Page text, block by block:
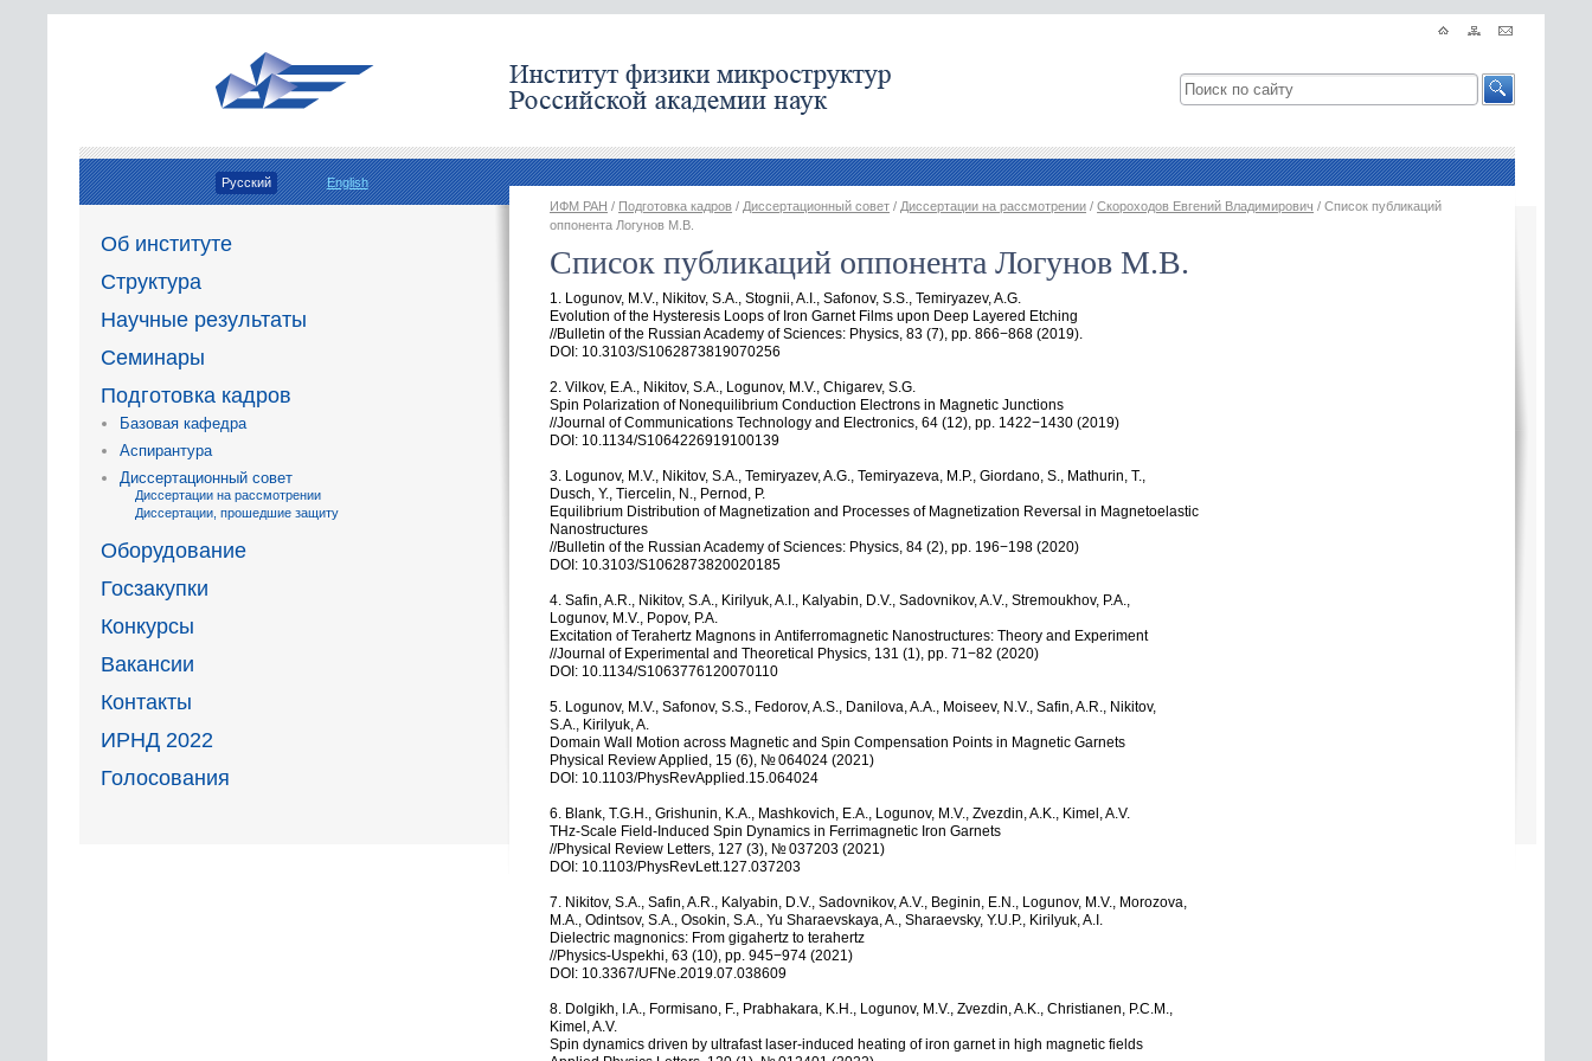
Русский English
Об институте
Структура
Научные результаты
Семинары
Подготовка кадров
Базовая кафедра
Аспирантура
Диссертационный совет
Диссертации на рассмотрении
Диссертации, прошедшие защиту
Оборудование
Госзакупки
Конкурсы
Вакансии
Контакты
ИРНД 2022
Голосования
ИФМ РАН / Подготовка кадров / Диссертационный совет / Диссертации на рассмотрении /Скороходов Евгений Владимирович / Список публикаций
оппонента Логунов М.В.
Список публикаций оппонента Логунов М.В.
1. Logunov, M.V., Nikitov, S.A., Stognii,A.I., Safonov, S.S., Temiryazev,A.G.
Evolution of the Hysteresis Loops of Iron Garnet Films upon Deep Layered Etching
//Bulletin of the Russian Academy of Sciences: Physics, 83 (7), pp. 866−868 (2019).
DOI: 10.3103/S1062873819070256
2. Vilkov, E.A., Nikitov, S.A., Logunov, M.V., Chigarev, S.G.
Spin Polarization of Nonequilibrium Conduction Electrons in Magnetic Junctions
//Journal of Communications Technology and Electronics, 64 (12), pp. 1422−1430 (2019)
DOI: 10.1134/S1064226919100139
3. Logunov, M.V., Nikitov, S.A., Temiryazev,A.G., Temiryazeva, M.P., Giordano, S., Mathurin, T.,
Dusch, Y., Tiercelin, N., Pernod , P.
Equilibrium Distribution of Magnetization and Processes of Magnetization Reversal in Magnetoelastic
Nanostructures
//Bulletin of the Russian Academy of Sciences: Physics, 84 (2), pp. 196−198 (2020)
DOI: 10.3103/S1062873820020185
4. Safin,A.R., Nikitov, S.A., Kirilyuk,A.I., Kalyabin, D.V., Sadovnikov,A.V., Stremoukhov, P.A.,
Logunov, M.V., Popov, P.A.
Excitation of Terahertz Magnons in Antiferromagnetic Nanostructures: Theory and Experiment
//Journal of Experimental and Theoretical Physics, 131 (1), pp. 71−82 (2020)
DOI: 10.1134/S1063776120070110
5. Logunov, M.V., Safonov, S.S., Fedorov,A.S., Danilova,A.A., Moiseev, N.V., Safin,A.R., Nikitov,
S.A., Kirilyuk,A.
Domain Wall Motion across Magnetic and Spin Compensation Points in Magnetic Garnets
Physical Review Applied , 15 (6), № 064024 (2021)
DOI: 10.1103/PhysRevApplied.15.064024
6. Blank, T.G.H., Grishunin, K.A., Mashkovich, E.A., Logunov, M.V., Zvezdin,A.K., Kimel ,A.V.
THz-Scale Field-Induced Spin Dynamics in Ferrimagnetic Iron Garnets
//Physical Review Letters, 127 (3), № 037203 (2021)
DOI: 10.1103/PhysRevLett.127.037203
7. Nikitov, S.A., Safin,A.R., Kalyabin, D.V., Sadovnikov,A.V., Beginin, E.N., Logunov, M.V., Morozova,
M.A., Odintsov, S.A., Osokin, S.A., Yu Sharaevskaya,A., Sharaevsky, Y.U.P., Kirilyuk,A.I.
Dielectric magnonics: From gigahertz to terahertz
//Physics-Uspekhi, 63 (10), pp. 945−974 (2021)
DOI: 10.3367/UFNe.2019.07.038609
8. Dolgikh, I.A., Formisano, F., Prabhakara, K.H., Logunov, M.V., Zvezdin,A.K., Christianen, P.C.M.,
Kimel ,A.V.
Spin dynamics driven by ultrafast laser-induced heating of iron garnet in high magnetic fields